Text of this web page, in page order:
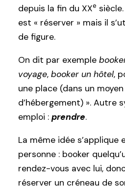
depuis la fin du XXe
est « réserver » mais il
de figure.
On dit par exemple
voyage, booker un hôtel,
une place (dans un
d’hébergement) ». Autre
emploi : prendre.
La même idée s’applique
personne : booker
rendez-vous avec lui,
réserver un créneau de